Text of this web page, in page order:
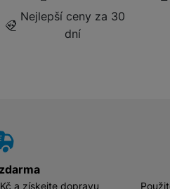
Nejlepší ceny za 30
dní
a získejte dopravu